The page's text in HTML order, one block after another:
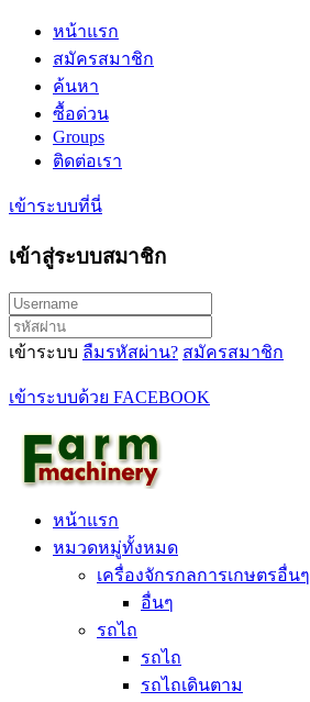
หน้าแรก
สมัครสมาชิก
ค้นหา
ซื้อด่วน
Groups
ติดต่อเรา
เข้าระบบที่นี่
เข้าสู่ระบบสมาชิก
เข้าระบบ ลืมรหัสผ่าน? สมัครสมาชิก
เข้าระบบด้วย FACEBOOK
หน้าแรก
หมวดหมู่ทั้งหมด
เครื่องจักรกลการเกษตรอื่นๆ
อื่นๆ
รถไถ
รถไถ
รถไถเดินตาม